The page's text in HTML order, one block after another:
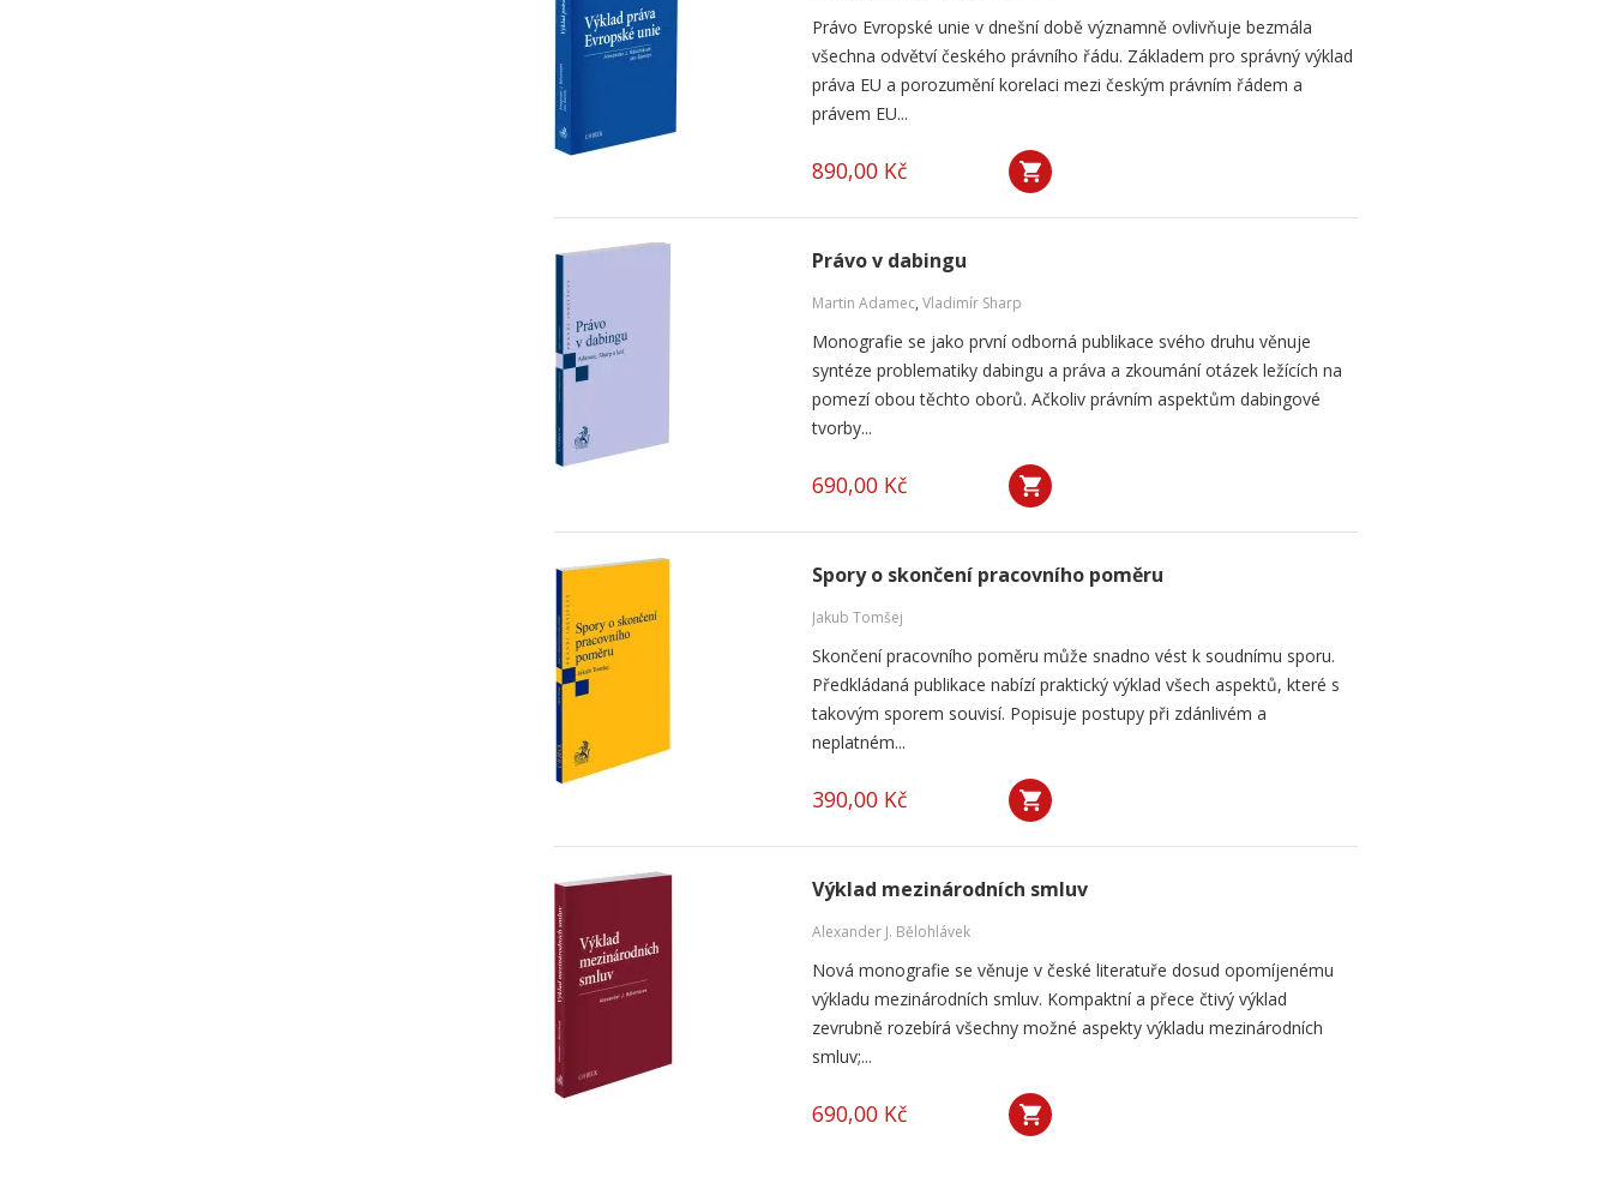
Právo Evropské unie v dnešní době významně ovlivňuje bezmála
všechna odvětví českého právního řádu. Základem pro správný výklad
práva EU a porozumění korelaci mezi českým právním řádem a
právem EU...
890,00 Kč
Právo v dabingu
Martin Adamec, Vladimír Sharp
Monografie se jako první odborná publikace svého druhu věnuje
syntéze problematiky dabingu a práva a zkoumání otázek ležících na
pomezí obou těchto oborů. Ačkoliv právním aspektům dabingové
tvorby...
690,00 Kč
Spory o skončení pracovního poměru
Jakub Tomšej
Skončení pracovního poměru může snadno vést k soudnímu sporu.
Předkládaná publikace nabízí praktický výklad všech aspektů, které s
takovým sporem souvisí. Popisuje postupy při zdánlivém a
neplatném...
390,00 Kč
Výklad mezinárodních smluv
Alexander J. Bělohlávek
Nová monografie se věnuje v české literatuře dosud opomíjenému
výkladu mezinárodních smluv. Kompaktní a přece čtivý výklad
zevrubně rozebírá všechny možné aspekty výkladu mezinárodních
smluv;...
690,00 Kč